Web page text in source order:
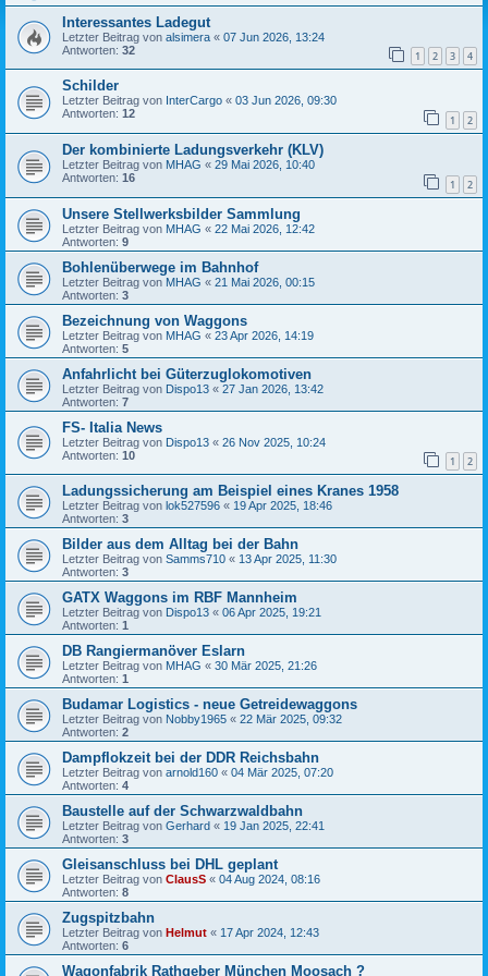
Interessantes Ladegut
Letzter Beitrag von alsimera « 07 Jun 2026, 13:24
Antworten: 32 1 2 3 4
Schilder
Letzter Beitrag von InterCargo « 03 Jun 2026, 09:30
Antworten: 12 1 2
Der kombinierte Ladungsverkehr (KLV)
Letzter Beitrag von MHAG « 29 Mai 2026, 10:40
Antworten: 16 1 2
Unsere Stellwerksbilder Sammlung
Letzter Beitrag von MHAG « 22 Mai 2026, 12:42
Antworten: 9
Bohlenüberwege im Bahnhof
Letzter Beitrag von MHAG « 21 Mai 2026, 00:15
Antworten: 3
Bezeichnung von Waggons
Letzter Beitrag von MHAG « 23 Apr 2026, 14:19
Antworten: 5
Anfahrlicht bei Güterzuglokomotiven
Letzter Beitrag von Dispo13 « 27 Jan 2026, 13:42
Antworten: 7
FS- Italia News
Letzter Beitrag von Dispo13 « 26 Nov 2025, 10:24
Antworten: 10 1 2
Ladungssicherung am Beispiel eines Kranes 1958
Letzter Beitrag von lok527596 « 19 Apr 2025, 18:46
Antworten: 3
Bilder aus dem Alltag bei der Bahn
Letzter Beitrag von Samms710 « 13 Apr 2025, 11:30
Antworten: 3
GATX Waggons im RBF Mannheim
Letzter Beitrag von Dispo13 « 06 Apr 2025, 19:21
Antworten: 1
DB Rangiermanöver Eslarn
Letzter Beitrag von MHAG « 30 Mär 2025, 21:26
Antworten: 1
Budamar Logistics - neue Getreidewaggons
Letzter Beitrag von Nobby1965 « 22 Mär 2025, 09:32
Antworten: 2
Dampflokzeit bei der DDR Reichsbahn
Letzter Beitrag von arnold160 « 04 Mär 2025, 07:20
Antworten: 4
Baustelle auf der Schwarzwaldbahn
Letzter Beitrag von Gerhard « 19 Jan 2025, 22:41
Antworten: 3
Gleisanschluss bei DHL geplant
Letzter Beitrag von ClausS « 04 Aug 2024, 08:16
Antworten: 8
Zugspitzbahn
Letzter Beitrag von Helmut « 17 Apr 2024, 12:43
Antworten: 6
Wagonfabrik Rathgeber München Moosach ?